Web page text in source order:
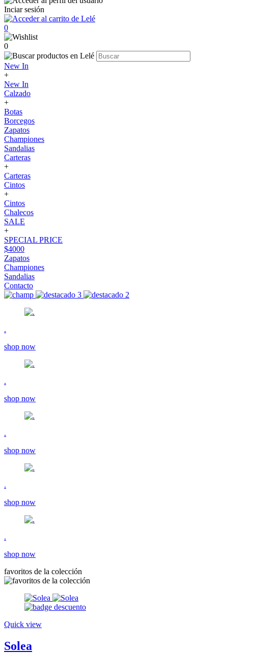
Inciar sesión
0
0
New In
+
New In
Calzado
+
Botas
Borcegos
Zapatos
Championes
Sandalias
Carteras
+
Carteras
Cintos
+
Cintos
Chalecos
SALE
+
SPECIAL PRICE
$4000
Zapatos
Championes
Sandalias
Contacto
.
shop now
.
shop now
.
shop now
.
shop now
.
shop now
favoritos de la colección
Quick view
Solea